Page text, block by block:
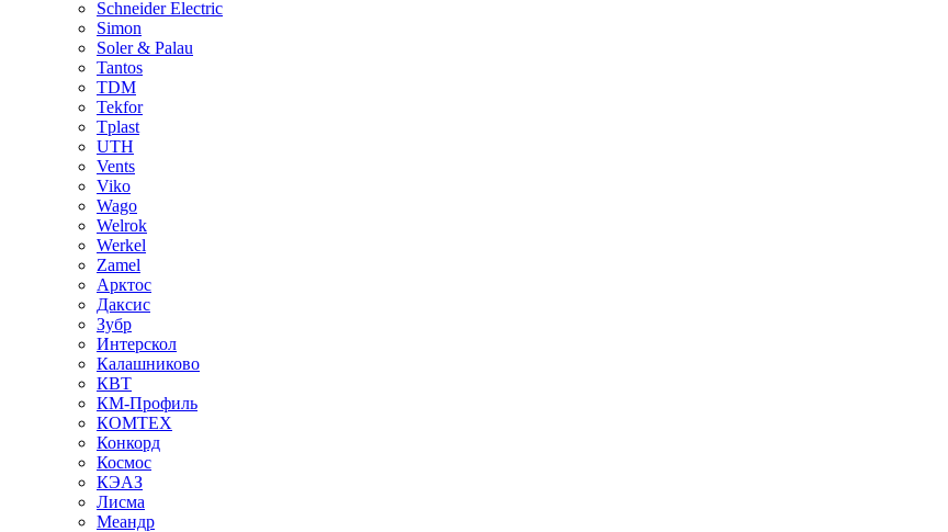
Schneider Electric
Simon
Soler & Palau
Tantos
TDM
Tekfor
Tplast
UTH
Vents
Viko
Wago
Welrok
Werkel
Zamel
Арктос
Даксис
Зубр
Интерскол
Калашниково
КВТ
КМ-Профиль
КОМТЕХ
Конкорд
Космос
КЭАЗ
Лисма
Меандр